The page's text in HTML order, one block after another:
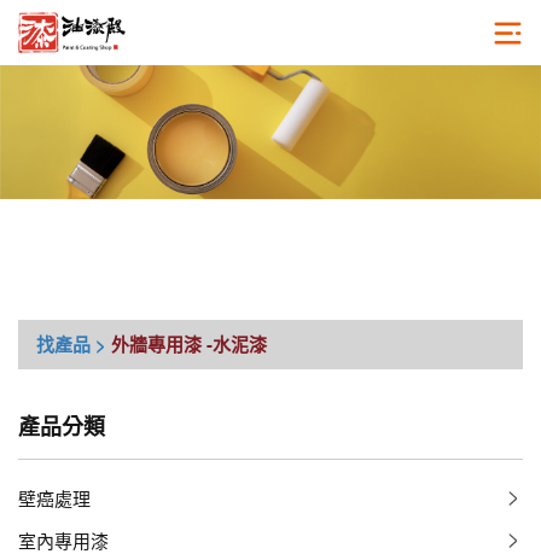
找產品 > 外牆專用漆-水泥漆
產品分類
壁癌處理
室內專用漆